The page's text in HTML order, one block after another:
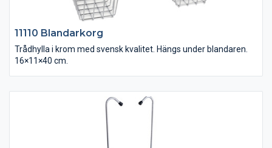
11110 Blandarkorg
Trådhylla i krom med svensk kvalitet. Hängs under blandaren.
16×11×40 cm.